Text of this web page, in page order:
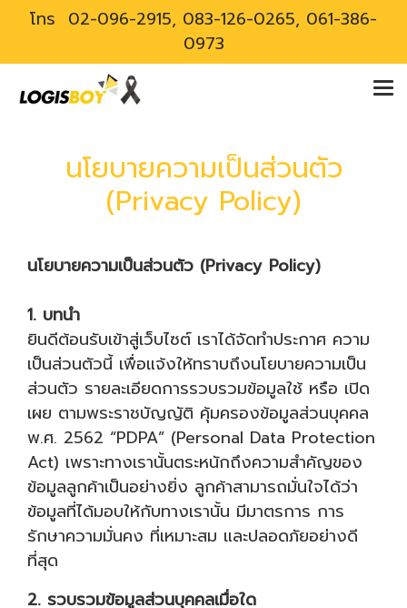
โทร 02-096-2915, 083-126-0265, 061-386-
0973
นโยบายความเป็นส่วนตัว
(Privacy Policy)
นโยบายความเป็นส่วนตัว (Privacy Policy)
1. บทนำ
ยินดีต้อนรับเข้าสู่เว็บไซต์ เราได้จัดทำประกาศ ความ
เป็นส่วนตัวนี้ เพื่อแจ้งให้ทราบถึงนโยบายความเป็น
ส่วนตัว รายละเอียดการรวบรวมข้อมูลใช้ หรือ เปิด
เผย ตามพระราชบัญญัติ คุ้มครองข้อมูลส่วนบุคคล
พ.ศ. 2562 “PDPA” (Personal Data Protection
Act) เพราะทางเรานั้นตระหนักถึงความสำคัญของ
ข้อมูลลูกค้าเป็นอย่างยิ่ง ลูกค้าสามารถมั่นใจได้ว่า
ข้อมูลที่ได้มอบให้กับทางเรานั้น มีมาตรการ การ
รักษาความมั่นคง ที่เหมาะสม และปลอดภัยอย่างดี
ที่สุด
2. รวบรวมข้อมูลส่วนบุคคลเมื่อใด